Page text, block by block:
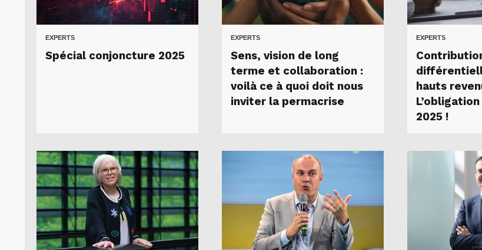
EXPERTS
Spécial conjoncture 2025
EXPERTS
Sens, vision de long
terme et collaboration :
voilà ce à quoi doit nous
inviter la permacrise
EXPERTS
hauts
2025 !